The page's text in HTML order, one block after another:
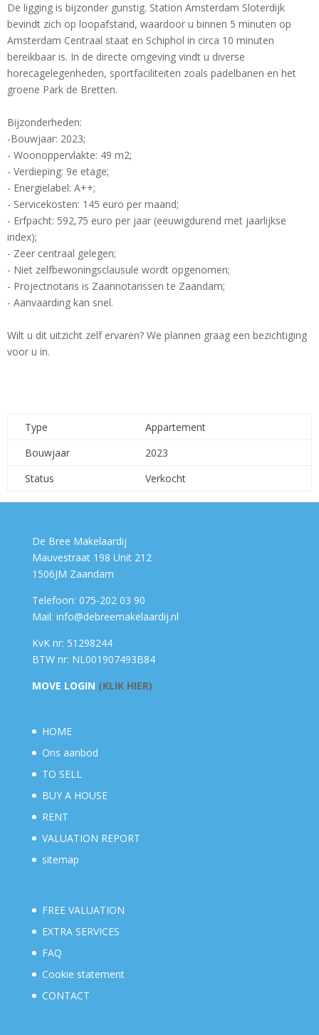
De ligging is bijzonder gunstig. Station Amsterdam Sloterdijk
bevindt zich op loopafstand, waardoor u binnen 5 minuten op
Amsterdam Centraal staat en Schiphol in circa 10 minuten
bereikbaar is. In de directe omgeving vindt u diverse
horecagelegenheden, sportfaciliteiten zoals padelbanen en het
groene Park de Bretten.
Bijzonderheden:
-Bouwjaar: 2023;
- Woonoppervlakte: 49 m2;
- Verdieping: 9e etage;
- Energielabel: A++;
- Servicekosten: 145 euro per maand;
- Erfpacht: 592,75 euro per jaar (eeuwigdurend met jaarlijkse
index);
- Zeer centraal gelegen;
- Niet zelfbewoningsclausule wordt opgenomen;
- Projectnotaris is Zaannotarissen te Zaandam;
- Aanvaarding kan snel.
Wilt u dit uitzicht zelf ervaren? We plannen graag een bezichtiging
voor u in.
Type
Appartement
Bouwjaar
2023
Status
Verkocht
De Bree Makelaardij
Mauvestraat 198 Unit 212
1506JM Zaandam
Telefoon: 075-202 03 90
Mail: info@debreemakelaardij.nl
KvK nr: 51298244
BTW nr: NL001907493B84
MOVE LOGIN (KLIK HIER)
HOME
Ons aanbod
TO SELL
BUY A HOUSE
RENT
VALUATION REPORT
sitemap
FREE VALUATION
EXTRA SERVICES
FAQ
Cookie statement
CONTACT